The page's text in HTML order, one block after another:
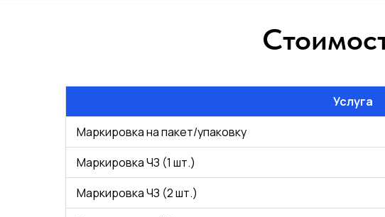
Услуга
Маркировка на пакет/упаковку
Маркировка ЧЗ (1 шт.)
Маркировка ЧЗ (2 шт.)